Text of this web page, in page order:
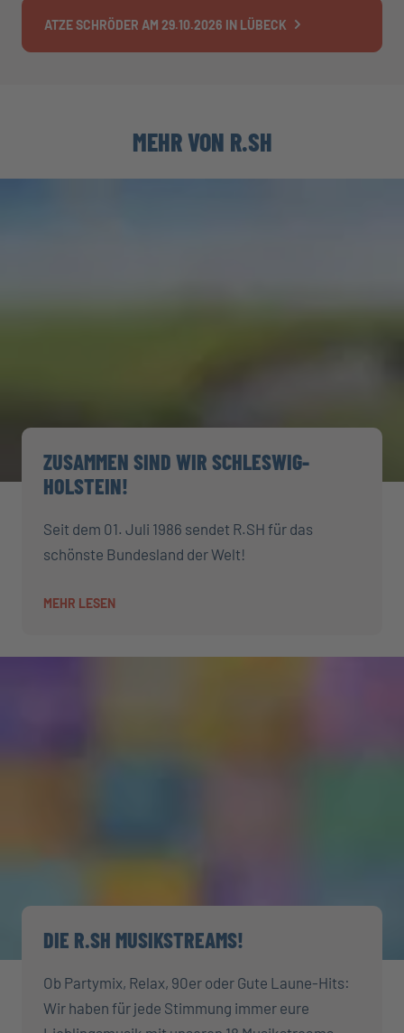
ATZE SCHRÖDER AM 29.10.2026 IN LÜBECK
MEHR VON R.SH
ZUSAMMEN SIND WIR SCHLESWIG-
HOLSTEIN!
Seit dem 01. Juli 1986 sendet R.SH für das
schönste Bundesland der Welt!
MEHR LESEN
DIE R.SH MUSIKSTREAMS!
Ob Partymix, Relax, 90er oder Gute Laune-Hits:
Wir haben für jede Stimmung immer eure